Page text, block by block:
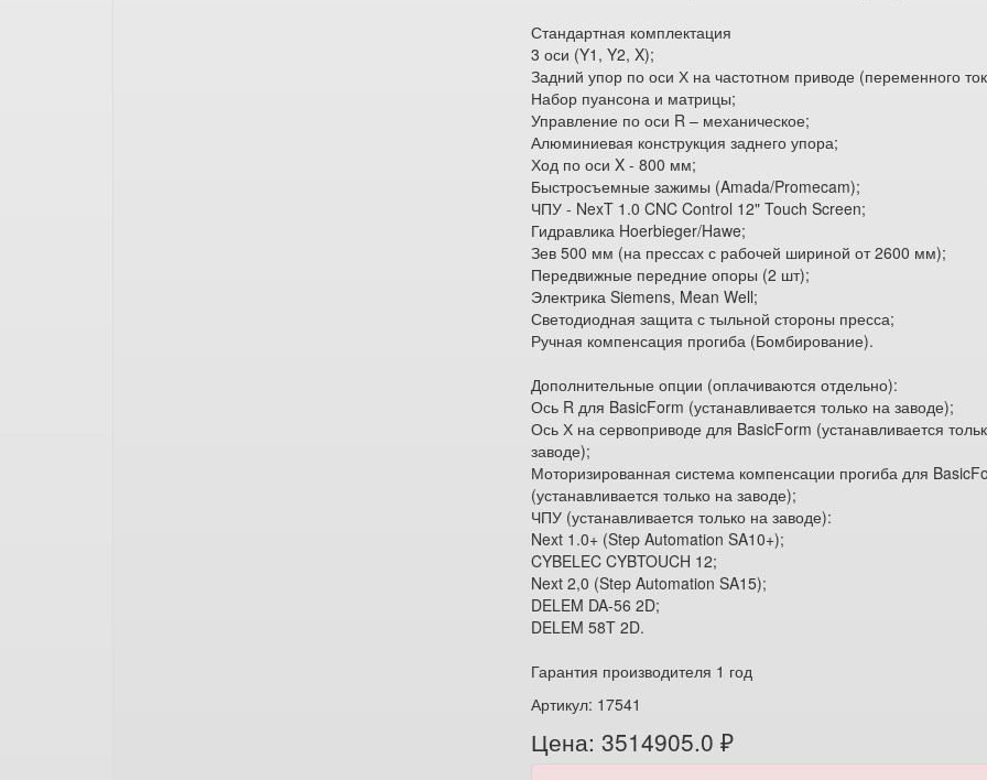
Стандартная комплектация
3 оси (Y1, Y2, X);
Задний упор по оси Х на частотном приводе (переменного
Набор пуансона и матрицы;
Управление по оси R – механическое;
Алюминиевая конструкция заднего упора;
Ход по оси X - 800 мм;
Быстросъемные зажимы (Amada/Promecam);
ЧПУ - NexT 1.0 CNC Control 12" Touch Screen;
Гидравлика Hoerbieger/Hawe;
Зев 500 мм (на прессах с рабочей шириной от 2600 мм);
Передвижные передние опоры (2 шт);
Электрика Siemens, Mean Well;
Светодиодная защита с тыльной стороны пресса;
Ручная компенсация прогиба (Бомбирование).
Дополнительные опции (оплачиваются отдельно):
Ось R для BasicForm (устанавливается только на заводе);
Ось Х на сервоприводе для BasicForm (устанавливается
заводе);
Моторизированная система компенсации прогиба для
(устанавливается только на заводе);
ЧПУ (устанавливается только на заводе):
Next 1.0+ (Step Automation SA10+);
CYBELEC CYBTOUCH 12;
Next 2,0 (Step Automation SA15);
DELEM DA-56 2D;
DELEM 58T 2D.
Гарантия производителя 1 год
Артикул: 17541
Цена: 3514905.0 ₽